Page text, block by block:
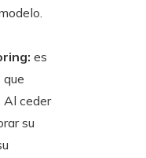
es
Al ceder
su